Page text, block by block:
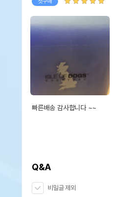
빠른배송 감사합니다 ~~
Q&A
비밀글 제외